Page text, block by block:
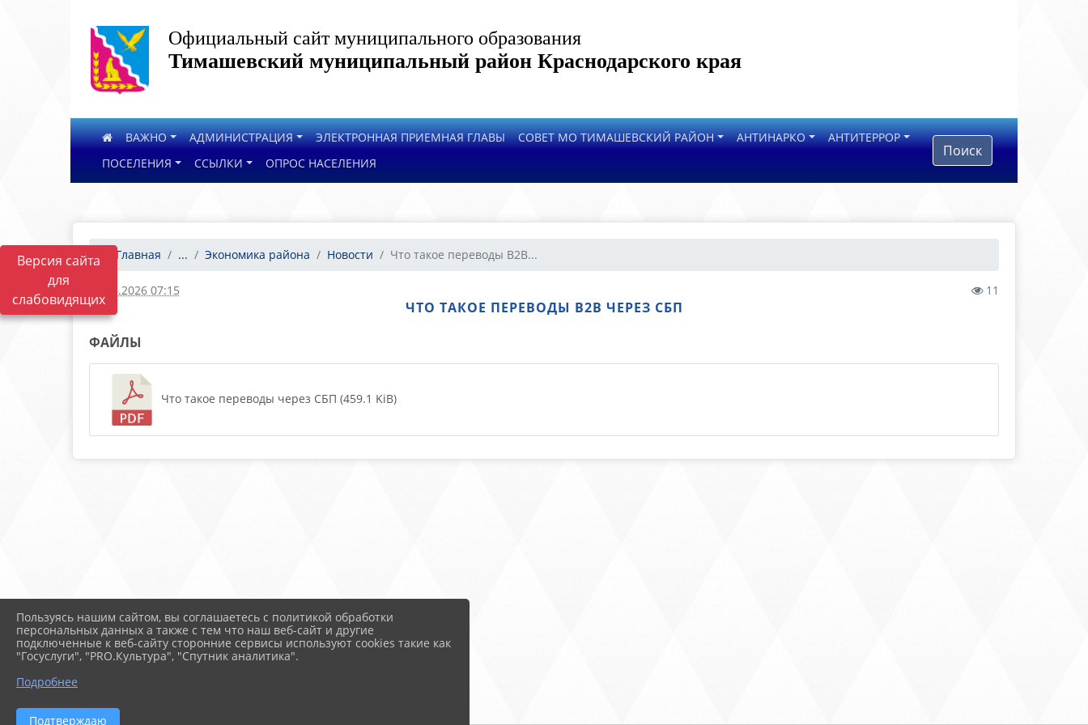
Версия сайта
для
слабовидящих
Официальный сайт муниципального образования
Тимашевский муниципальный район Краснодарского края
ВАЖНО АДМИНИСТРАЦИЯ ЭЛЕКТРОННАЯ ПРИЕМНАЯ ГЛАВЫ СОВЕТ МО ТИМАШЕВСКИЙ РАЙОН АНТИНАРКО
АНТИТЕРРОР
ПОСЕЛЕНИЯ
ССЫЛКИ ОПРОС НАСЕЛЕНИЯ
Поиск
Главная ... Экономика района Новости Что такое переводы B2B...
06.05.2026 07:15 11
ЧТО ТАКОЕ ПЕРЕВОДЫ B2B ЧЕРЕЗ СБП
ФАЙЛЫ
Что такое переводы через СБП (459.1 KiB)
Пользуясь нашим сайтом, вы соглашаетесь с политикой обработки
персональных данных а также с тем что наш веб-сайт и другие
подключенные к веб-сайту сторонние сервисы используют cookies такие как
"Госуслуги", "PRO.Культура", "Спутник аналитика".
Подробнее
Подтверждаю